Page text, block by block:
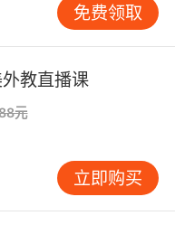
，可绘制大表格横
来），纵向列状态
结构、标志词及典
。 语法应在语境中
文找出所有含该结
。随后鼓励孩子模
。例如学了现在进
cooking dinner.”
sofa.” 从模仿到创
免费领取
教直播课
元
立即购买